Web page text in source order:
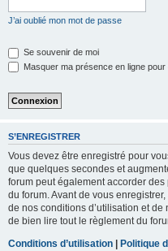
J’ai oublié mon mot de passe
Se souvenir de moi
Masquer ma présence en ligne
S’ENREGISTRER
Vous devez être enregistré pour
que quelques secondes et
forum peut également accorder
du forum. Avant de vous
de nos conditions d’utilisation et
de bien lire tout le règlement du
Conditions d’utilisation | Politique